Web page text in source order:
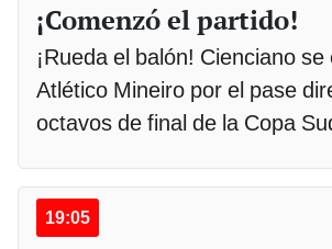
¡Comenzó el partido!
¡Rueda el balón! Cienciano
Atlético Mineiro por el pase
octavos de final de la Copa
19:05